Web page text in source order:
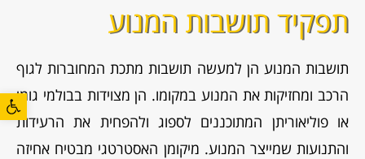
פתח
תפקיד תושבות המנוע
תושבות המנוע הן למעשה תושבות מתכת המחוברות לגוף
הרכב ומחזיקות את המנוע במקומו. הן מצוידות בבולמי גומי
או פוליאוריתן המתוכננים לספוג ולהפחית את הרעידות
והתנועות שמייצר המנוע. מיקומן האסטרטגי מבטיח אחיזה